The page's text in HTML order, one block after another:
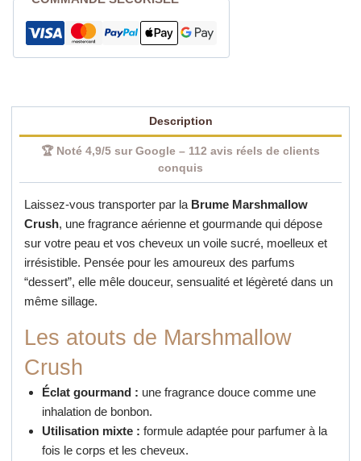
Gourmande
250
Élégant
Description
🏆 Noté 4,9/5 sur Google – 112 avis réels de clients
conquis
Laissez-vous transporter par la Brume Marshmallow
Crush, une fragrance aérienne et gourmande qui dépose
sur votre peau et vos cheveux un voile sucré, moelleux et
irrésistible. Pensée pour les amoureux des parfums
“dessert”, elle mêle douceur, sensualité et légèreté dans un
même sillage.
Les atouts de Marshmallow
Crush
Éclat gourmand : une fragrance douce comme une
inhalation de bonbon.
Utilisation mixte : formule adaptée pour parfumer à la
fois le corps et les cheveux.